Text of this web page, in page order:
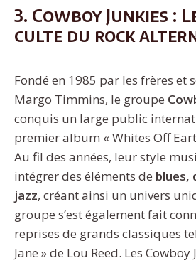
3. Cowboy Junkies :
culte du rock
Fondé en 1985 par les frères et
Margo Timmins, le groupe
conquis un large public
premier album « Whites Off
Au fil des années, leur style
intégrer des éléments de blues,
jazz, créant ainsi un univers
groupe s’est également fait
reprises de grands classiques
Jane » de Lou Reed. Les